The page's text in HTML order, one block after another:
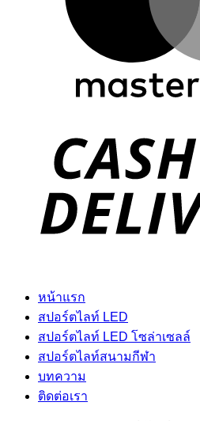
หน้าแรก
สปอร์ตไลท์ LED
สปอร์ตไลท์ LED โซล่าเซลล์
สปอร์ตไลท์สนามกีฬา
บทความ
ติดต่อเรา